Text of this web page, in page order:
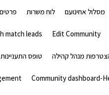
מסלול אחינועם לוח משרות
Edit Community
match leads
מנהל קהילה טופס
Community dashboard-